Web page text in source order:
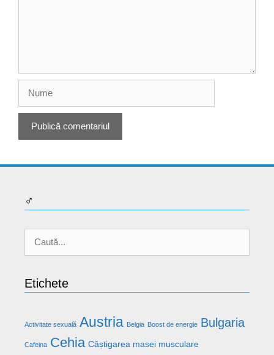
♂
Caută
Etichete
Activitate sexuală Austria Belgia Boost de energie Bulgaria
Cafeina Cehia Câștigarea masei musculare